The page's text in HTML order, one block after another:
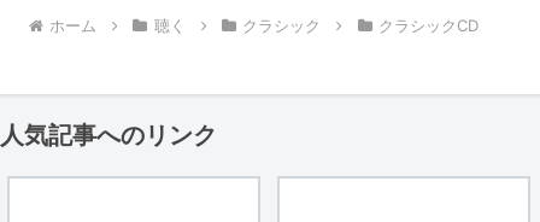
ホーム 聴く クラシック クラシックCD
人気記事へのリンク